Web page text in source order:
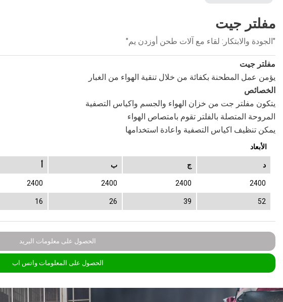
مفلتر جيت
"الجودة والابتكار: لقاء مع آلات طحن أوزدن يم"
مفلتر جيت
يؤمن عمل المطحنة بكفائة من خلال تنقية الهواء من الغبار
الخصائص
يتكون مفلتر جت من خزان الهواء والجسم واكياس التصفية
المروحة المتصلة بالفلتر تقوم بامتصاص الهواء
يمكن تنظيف اكياس التصفية واعادة استخدامها
الأبعاد
ب ج د
2400 2400 2400 2400
16 26 39 52
الحصول على معلومات البريد
الحصول على المعلومات واتس اب